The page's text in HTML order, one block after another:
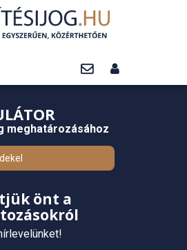
meghatározásához
önt a